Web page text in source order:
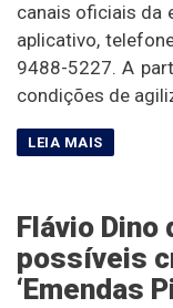
canais oficiais da
aplicativo,
9488-5227. A
condições de
Flávio Dino
possíveis
‘Emendas